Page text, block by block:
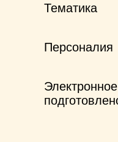
Тематика
Персоналия